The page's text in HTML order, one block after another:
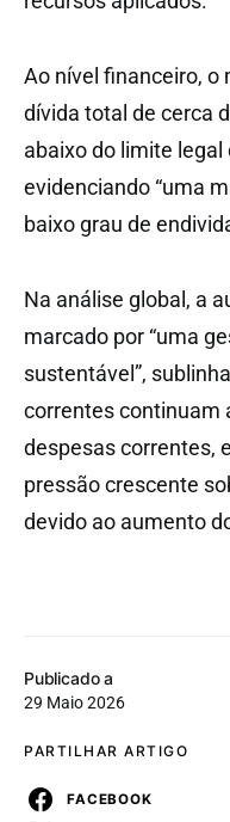
Publicado a
29 Maio 2026
PARTILHAR ARTIGO
FACEBOOK
Ao nível financeiro, o
dívida total de cerca
abaixo do limite
evidenciando “uma
baixo grau de
Na análise global, a
marcado por “uma
sustentável”,
correntes continuam
despesas correntes,
pressão crescente
devido ao aumento